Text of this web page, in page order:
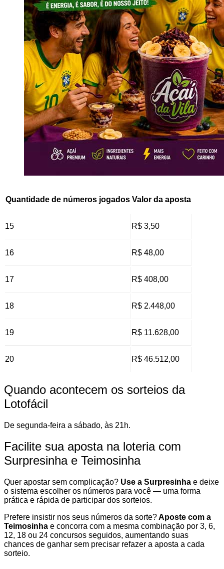
Quantidade de números jogados Valor da aposta
15 R$ 3,50
16 R$ 48,00
17 R$ 408,00
18 R$ 2.448,00
19 R$ 11.628,00
20 R$ 46.512,00
Quando acontecem os sorteios da
Lotofácil
De segunda-feira a sábado, às 21h.
Facilite sua aposta na loteria com
Surpresinha e Teimosinha
Quer apostar sem complicação? Use a Surpresinha e deixe
o sistema escolher os números para você — uma forma
prática e rápida de participar dos sorteios.
Prefere insistir nos seus números da sorte?Aposte com a
Teimosinha e concorra com a mesma combinação por 3, 6,
12, 18 ou 24 concursos seguidos, aumentando suas
chances de ganhar sem precisar refazer a aposta a cada
sorteio.